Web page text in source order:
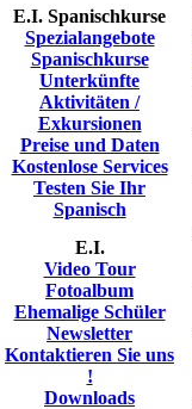
E.I. Spanischkurse
Spezialangebote
Spanischkurse
Unterkünfte
Aktivitäten /
Exkursionen
Preise und Daten
Kostenlose Services
Testen Sie Ihr
Spanisch
E.I.
Video Tour
Fotoalbum
Ehemalige Schüler
Newsletter
Kontaktieren Sie uns
!
Downloads